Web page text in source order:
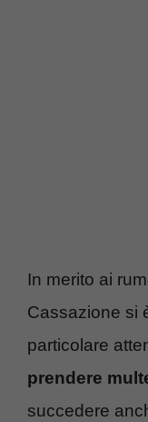
In merito ai
Cassazione si
particolare
prendere
succedere